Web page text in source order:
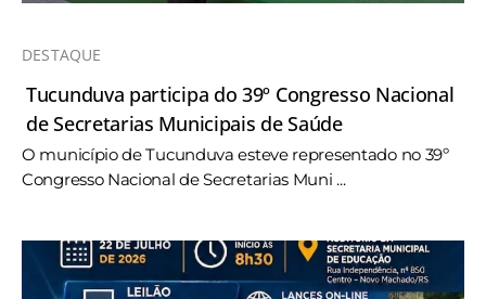
DESTAQUE
Tucunduva participa do 39º Congresso Nacional
de Secretarias Municipais de Saúde
O município de Tucunduva esteve representado no 39º
Congresso Nacional de Secretarias Muni ...